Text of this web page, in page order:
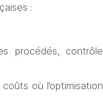
:
procédés, contrôle
où l’optimisation